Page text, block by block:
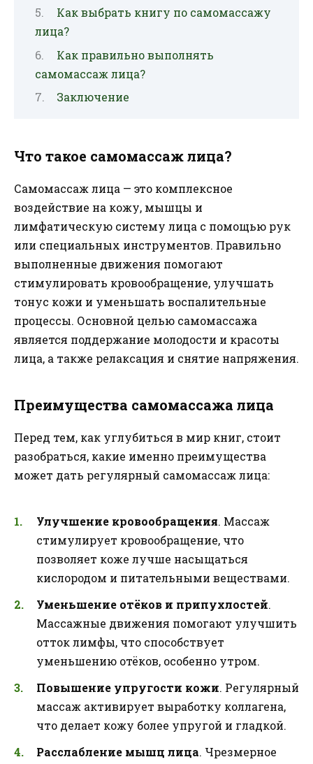
Как выбрать книгу по самомассажу
лица?
Как правильно выполнять
самомассаж лица?
Заключение
Что такое самомассаж лица?
Самомассаж лица — это комплексное
воздействие на кожу, мышцы и
лимфатическую систему лица с помощью рук
или специальных инструментов. Правильно
выполненные движения помогают
стимулировать кровообращение, улучшать
тонус кожи и уменьшать воспалительные
процессы. Основной целью самомассажа
является поддержание молодости и красоты
лица, а также релаксация и снятие напряжения.
Преимущества самомассажа лица
Перед тем, как углубиться в мир книг, стоит
разобраться, какие именно преимущества
может дать регулярный самомассаж лица:
Улучшение кровообращения. Массаж
стимулирует кровообращение, что
позволяет коже лучше насыщаться
кислородом и питательными веществами.
Уменьшение отёков и припухлостей.
Массажные движения помогают улучшить
отток лимфы, что способствует
уменьшению отёков, особенно утром.
Повышение упругости кожи. Регулярный
массаж активирует выработку коллагена,
что делает кожу более упругой и гладкой.
Расслабление мышц лица. Чрезмерное